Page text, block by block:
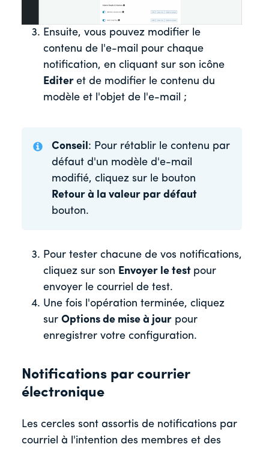
Ensuite, vous pouvez modifier le
contenu de l'e-mail pour chaque
notification, en cliquant sur son icône
Editer et de modifier le contenu du
modèle et l'objet de l'e-mail ;
Conseil : Pour rétablir le contenu par
défaut d'un modèle d'e-mail
modifié, cliquez sur le bouton
Retour à la valeur par défaut
bouton.
Pour tester chacune de vos notifications,
cliquez sur son Envoyer le test pour
envoyer le courriel de test.
Une fois l'opération terminée, cliquez
sur Options de mise à jour pour
enregistrer votre configuration.
Notifications par courrier
électronique
Les cercles sont assortis de notifications par
courriel à l'intention des membres et des